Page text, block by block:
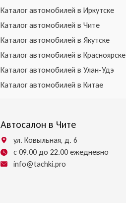
Каталог автомобилей в Иркутске
Каталог автомобилей в Чите
Каталог автомобилей в Якутске
Каталог автомобилей в Красноярске
Каталог автомобилей в Улан-Удэ
Каталог автомобилей в Китае
Автосалон в Чите
ул. Ковыльная, д. 6
с 09.00 до 22.00 ежедневно
info@tachki.pro